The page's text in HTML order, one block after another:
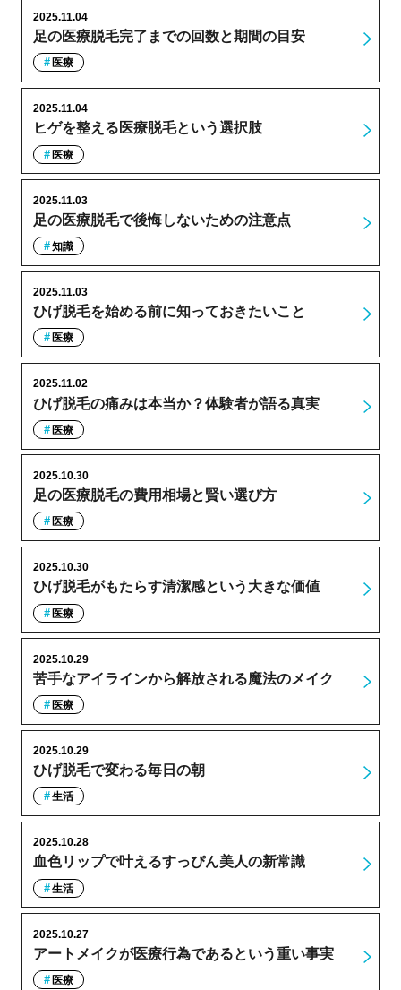
足の医療脱毛完了までの回数と期間の目安
2025.11.04
医療
ヒゲを整える医療脱毛という選択肢
2025.11.04
医療
足の医療脱毛で後悔しないための注意点
2025.11.03
知識
ひげ脱毛を始める前に知っておきたいこと
2025.11.03
医療
ひげ脱毛の痛みは本当か？体験者が語る真実
2025.11.02
医療
足の医療脱毛の費用相場と賢い選び方
2025.10.30
医療
ひげ脱毛がもたらす清潔感という大きな価値
2025.10.30
医療
苦手なアイラインから解放される魔法のメイク
2025.10.29
医療
ひげ脱毛で変わる毎日の朝
2025.10.29
生活
血色リップで叶えるすっぴん美人の新常識
2025.10.28
生活
アートメイクが医療行為であるという重い事実
2025.10.27
医療